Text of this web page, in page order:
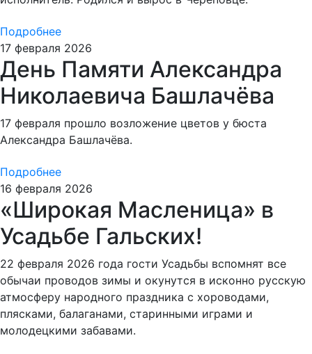
Подробнее
17 февраля 2026
День Памяти Александра
Николаевича Башлачёва
17 февраля прошло возложение цветов у бюста
Александра Башлачёва.
Подробнее
16 февраля 2026
«Широкая Масленица» в
Усадьбе Гальских!
22 февраля 2026 года гости Усадьбы вспомнят все
обычаи проводов зимы и окунутся в исконно русскую
атмосферу народного праздника с хороводами,
плясками, балаганами, старинными играми и
молодецкими забавами.